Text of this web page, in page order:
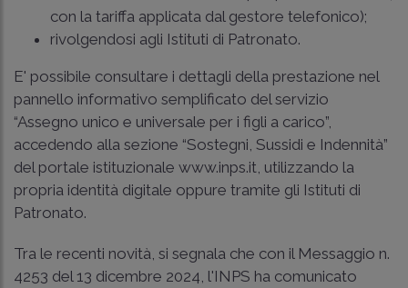
con la tariffa applicata dal gestore telefonico);
rivolgendosi agli Istituti di Patronato.
E' possibile consultare i dettagli della prestazione nel
pannello informativo semplificato del servizio
“Assegno unico e universale per i figli a carico”,
accedendo alla sezione “Sostegni, Sussidi e Indennità”
del portale istituzionale www.inps.it, utilizzando la
propria identità digitale oppure tramite gli Istituti di
Patronato.
Tra le recenti novità, si segnala che con il Messaggio n.
4253 del 13 dicembre 2024, l'INPS ha comunicato